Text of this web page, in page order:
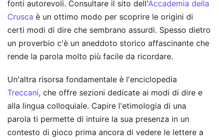
fonti autorevoli. Consultare il sito dell'Accademia della
Crusca è un ottimo modo per scoprire le origini di
certi modi di dire che sembrano assurdi. Spesso dietro
un proverbio c'è un aneddoto storico affascinante che
rende la parola molto più facile da ricordare.
Un'altra risorsa fondamentale è l'enciclopedia
Treccani, che offre sezioni dedicate ai modi di dire e
alla lingua colloquiale. Capire l'etimologia di una
parola ti permette di intuire la sua presenza in un
contesto di gioco prima ancora di vedere le lettere a